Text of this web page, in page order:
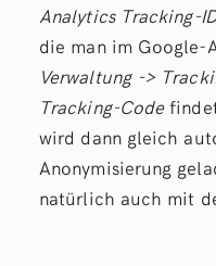
Analytics Tracking-
die man im Google-
Verwaltung ->
Tracking-Code
wird dann gleich
Anonymisierung
natürlich auch mit